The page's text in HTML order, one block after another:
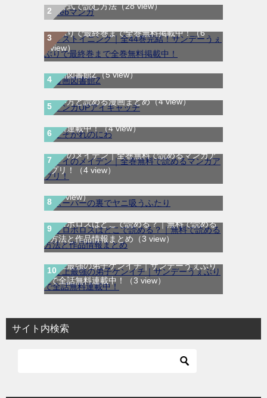
を公式で読む方法（28 view）
ラストイニング｜全44巻完結！サンデーう
ぇぶりで最終巻まで全巻無料掲載中！（6
view）
漫画図書館Z（5 view）
マンガUP!は無料で読める？作品チケットの
使い方と読める漫画まとめ（4 view）
たそがれのにわ｜全2巻完結！マンガUP!で
無料連載中！（4 view）
メイのメイデン｜全巻無料で読めるマンガア
プリ！
（4 view）
スーパーの裏でヤニ吸うふたりはどこで読め
る？マンガUP!で読む方法と作品情報まとめ
（3 view）
ウロボロスはどこで読める？｜無料で読める
方法と作品情報まとめ （3 view）
史上最強の弟子ケンイチ｜サンデーうぇぶり
で全話無料連載中！
（3 view）
サイト内検索